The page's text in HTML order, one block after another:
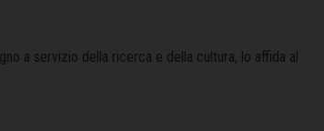
a servizio della ricerca e della cultura, lo affida al